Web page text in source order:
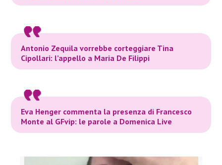
Antonio Zequila vorrebbe corteggiare Tina
Cipollari: l’appello a Maria De Filippi
Eva Henger commenta la presenza di Francesco
Monte al GFvip: le parole a Domenica Live